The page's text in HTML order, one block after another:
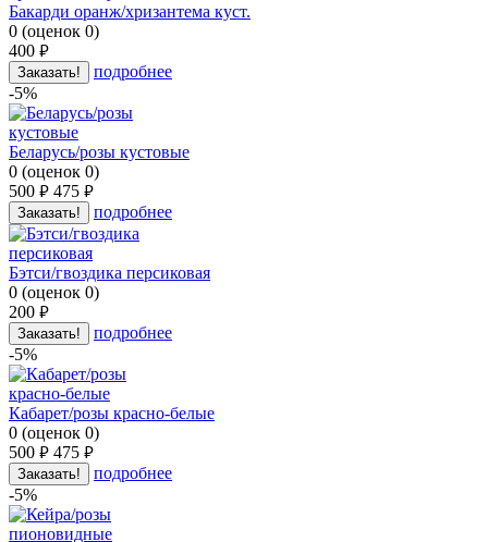
Бакарди оранж/хризантема куст.
0 (оценок 0)
400 руб.
Заказать!
подробнее
-5%
Беларусь/розы кустовые
0 (оценок 0)
500 руб. 475 руб.
Заказать! подробнее
Бэтси/гвоздика персиковая
0 (оценок 0)
200 руб.
Заказать!
подробнее
-5%
Кабарет/розы красно-белые
0 (оценок 0)
500 руб. 475 руб.
Заказать!
подробнее
-5%